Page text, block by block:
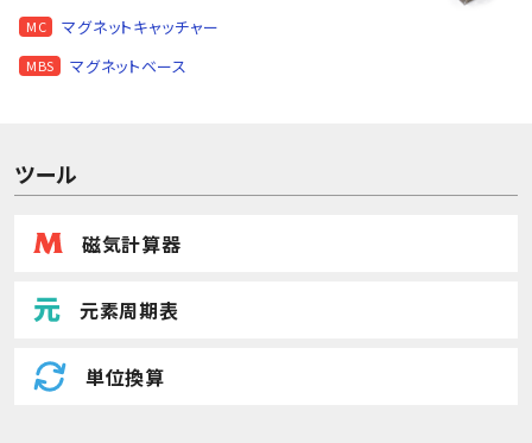
MC マグネットキャッチャー
MBS マグネットベース
ツール
磁気計算器
元素周期表
単位換算